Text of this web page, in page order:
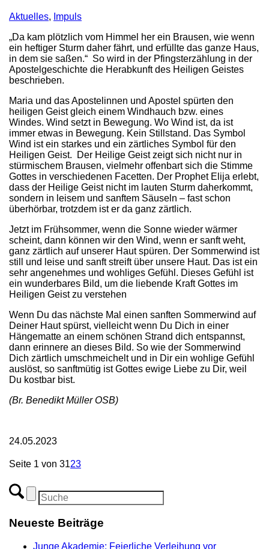
Aktuelles, Impuls
„Da kam plötzlich vom Himmel her ein Brausen, wie wenn
ein heftiger Sturm daher fährt, und erfüllte das ganze Haus,
in dem sie saßen.“ So wird in der Pfingsterzählung in der
Apostelgeschichte die Herabkunft des Heiligen Geistes
beschrieben.
Maria und das Apostelinnen und Apostel spürten den
heiligen Geist gleich einem Windhauch bzw. eines
Windes. Wind setzt in Bewegung. Wo Wind ist, da ist
immer etwas in Bewegung. Kein Stillstand. Das Symbol
Wind ist ein starkes und ein zärtliches Symbol für den
Heiligen Geist. Der Heilige Geist zeigt sich nicht nur in
stürmischem Brausen, vielmehr offenbart sich die Stimme
Gottes in verschiedenen Facetten. Der Prophet Elija erlebt,
dass der Heilige Geist nicht im lauten Sturm daherkommt,
sondern in leisem und sanftem Säuseln – fast schon
überhörbar, trotzdem ist er da ganz zärtlich.
Jetzt im Frühsommer, wenn die Sonne wieder wärmer
scheint, dann können wir den Wind, wenn er sanft weht,
ganz zärtlich auf unserer Haut spüren. Der Sommerwind ist
still und leise und sanft streift über unsere Haut. Das ist ein
sehr angenehmes und wohliges Gefühl. Dieses Gefühl ist
ein wunderbares Bild, um die liebende Kraft Gottes im
Heiligen Geist zu verstehen
Wenn Du das nächste Mal einen sanften Sommerwind auf
Deiner Haut spürst, vielleicht wenn Du Dich in einer
Hängematte an einem schönen Strand dich entspannst,
dann erinnere an dieses Bild. So wie der Sommerwind
Dich zärtlich umschmeichelt und in Dir ein wohlige Gefühl
auslöst, so sanftmütig ist Gottes ewige Liebe zu Dir, weil
Du kostbar bist.
(Br. Benedikt Müller OSB)
24.05.2023
Seite 1 von 3123
Neueste Beiträge
Junge Akademie: Feierliche Verleihung vor